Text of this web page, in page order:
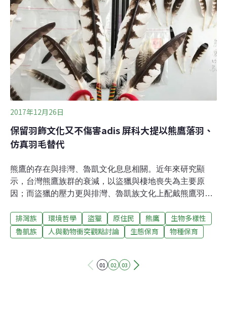
就愛動物、喜歡拍攝生態照，也知道熊鷹很稀有，雖然知
道「牠隨時可能回來」造成損失，但他很願意和鷹和平共
處。台灣猛禽研究會常務監事林文宏表示，台灣目前8種
日行性的本土猛禽中，以熊鷹最稀少、體型也最大最兇
猛，由於棲息環境通常在大面積的原始林，一般很難觀察
到牠。藍腹鷳、飛鼠甚至台灣獼猴、山羌都可能是牠的
2017年12月26日
保留羽飾文化又不傷害adis 屏科大提以熊鷹落羽、
仿真羽毛替代
熊鷹的存在與排灣、魯凱文化息息相關。近年來研究顯
示，台灣熊鷹族群的衰減，以盜獵與棲地喪失為主要原
因；而盜獵的壓力更與排灣、魯凱族文化上配戴熊鷹羽
文化與熊鷹族群存續之間的平衡，屏東科技大學野生動物
保育所鳥類生態研究室本月再度邀集排灣族各部落領袖
方案，並首度展示仿真羽毛。仿真、自然落羽 可部份取代
排灣族 環境哲學 盜獵 原住民 熊鷹
生物多樣性
魯凱族
人與動物衝突觀點討論 生態保育 物種保育
01 02 03